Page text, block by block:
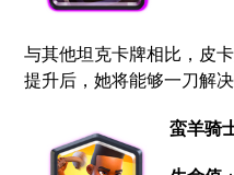
与其他坦克卡牌相比，皮
提升后，她将能够一刀解
蛮羊骑